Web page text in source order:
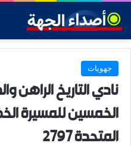
جهويات
نادي التاريخ الراهن
الخمسين للمسيرة
المتحدة 2797